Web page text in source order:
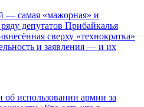
— самая «мажорная» и
депутатов Прибайкалья
сверху «технократка»
и заявления — и их
об использовании армии за